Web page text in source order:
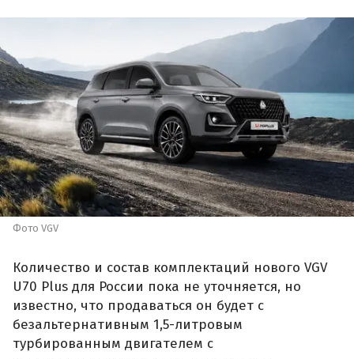
Фото VGV
Количество и состав комплектаций нового VGV
U70 Plus для России пока не уточняется, но
известно, что продаваться он будет с
безальтернативным 1,5-литровым
турбированным двигателем с